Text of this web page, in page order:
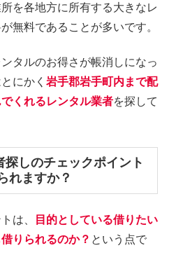
を各地方に所有する大きなレ
無料であることが多いです。
タルのお得さが帳消しになっ
にかく 岩手郡岩手町内まで配
くれるレンタル業者を探して
しのチェックポイント
れますか？
は、
目的としている借りたい
りられるのか？ という点で